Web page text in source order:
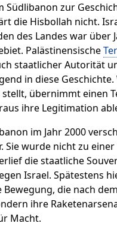
zur
die Hisbollah nicht.
des Landes war über
Palästinensische
staatlicher Autorität
in diese
übernimmt einen
ihre Legitimation
im Jahr 2000
Sie wurde nicht zu
die staatliche
Israel. Spätestens
die nach
ihre
Macht.